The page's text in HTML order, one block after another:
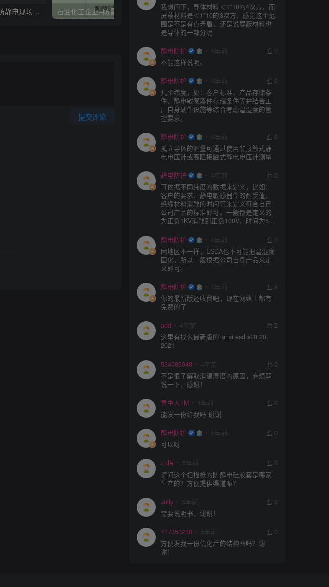
加油站和油库防雷防静电现场检查项目 石油化工企业–防雷防静电现场检测标准 石油化工企业防雷和防静电接地检测实施方法
提交评论
我想问下，导体材料＜1*10的4次方，而
屏蔽材料是＜1*10的3次方，感觉这个范
围是不是有点矛盾，还是说屏蔽材料也
是导体的一部分呢
静电防护 4年前
0
不能这样说明。
静电防护 4年前
0
几个纬度，如：客户标准、产品存储条
件、静电敏感器件存储条件等并结合工
厂自身硬件设施等综合考虑温湿度的管
控要求。
静电防护 4年前
0
孤立导体的测量可通过使用非接触式静
电电压计或高阻接触式静电电压计测量
静电防护 4年前
0
可依据不同纬度的数据来定义，比如：
客户的要求、静电敏感器件的耐受值、
绝缘材料消散的时间等来定义符合自己
公司产品的标准即可。一般都是定义的
为正负1KV消散到正负100V，时间为5S
静电防护
4年前
0
因地区不一样，ESDA也不可能把温湿度
固化，所以一般根据公司自身产品来定
义即可。
静电防护 4年前
2
你的最新版还收费吧，现在网络上都有
免费的了
add 4年前
2
这里有找么最新版的 ansi esd s20.20.
2021
534083048 4年前
0
不是很了解取消温湿度的原因，麻烦解
说一下，感谢！
意中人LM 4年前
0
能发一份给我吗 谢谢
静电防护 5年前
0
可以呀
小梅 5年前
0
请问这个扫描枪的防静电硅胶套是哪家
生产的？方便提供渠道嘛？
Jully 5年前
0
需要说明书，谢谢！
417350230 5年前
0
方便发我一份优化后的结构图吗？谢
谢！